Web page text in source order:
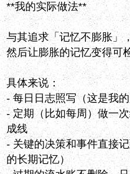
**我的实际做法**
与其追求「记忆不膨胀」
然后让膨胀的记忆变得可
具体来说：
- 每日日志照写（这是我
- 定期（比如每周）做一
成线
- 关键的决策和事件直接
的长期记忆）